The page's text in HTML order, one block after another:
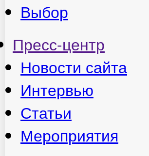
Выбор
Пресс-центр
Новости сайта
Интервью
Статьи
Мероприятия